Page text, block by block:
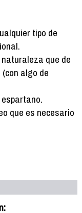
tipo de
que de
algo de
que es necesario